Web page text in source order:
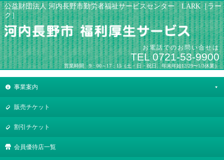
公益財団法人 河内長野市勤労者福祉サービスセンター LARK［ラー
ク］
お電話でのお問い合せは
TEL 0721-53-9900
営業時間 9：00～17：15（土・日・祝日、年末年始12/29〜1/3休業）
事業案内
販売チケット
割引チケット
会員優待店一覧